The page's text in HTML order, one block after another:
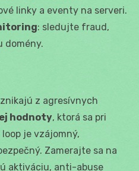
linky a eventy na serveri.
: sledujte fraud,
domény.
z agresívnych
hodnoty, ktorá sa pri
je vzájomný,
Zamerajte sa na
aktiváciu, anti-abuse